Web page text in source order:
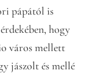
pápától is
hogy
város mellett
jászolt és mellé